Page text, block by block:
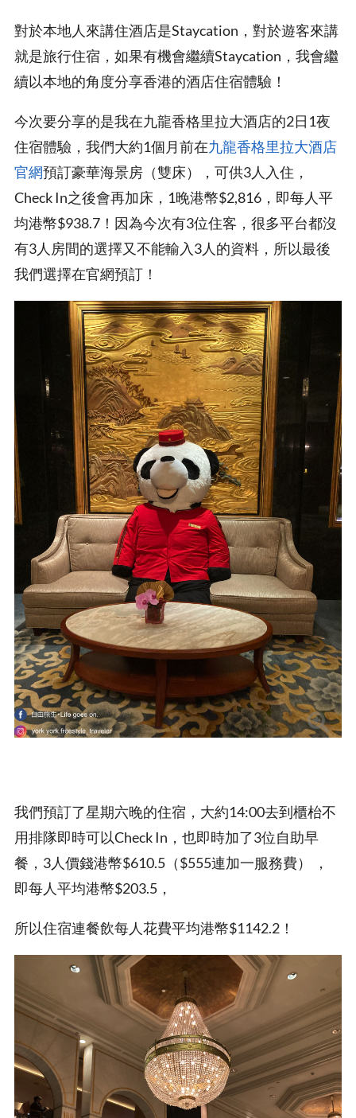
對於本地人來講住酒店是Staycation，對於遊客來講
就是旅行住宿，如果有機會繼續Staycation，我會繼
續以本地的角度分享香港的酒店住宿體驗！
今次要分享的是我在九龍香格里拉大酒店的2日1夜
住宿體驗，我們大約1個月前在九龍香格里拉大酒店
官網預訂豪華海景房（雙床），可供3人入住，
Check In之後會再加床，1晚港幣$2,816，即每人平
均港幣$938.7！因為今次有3位住客，很多平台都沒
有3人房間的選擇又不能輸入3人的資料，所以最後
我們選擇在官網預訂！
我們預訂了星期六晚的住宿，大約14:00去到櫃枱不
用排隊即時可以Check In，也即時加了3位自助早
餐，3人價錢港幣$610.5（$555連加一服務費） ，
即每人平均港幣$203.5，
所以住宿連餐飲每人花費平均港幣$1142.2！